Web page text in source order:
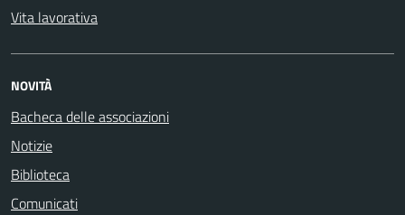
Vita lavorativa
NOVITÀ
Bacheca delle associazioni
Notizie
Biblioteca
Comunicati